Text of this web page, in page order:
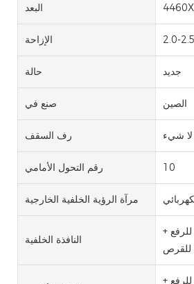
البعد
الإزاحة 2.0-
حالة جديد
صنع في الصين
رف السقف لا شيء
رقم التحول الأمامي 10
مرآة الرؤية الخلفية الخارجية
النافذة الخلفية
+
للقرص
+